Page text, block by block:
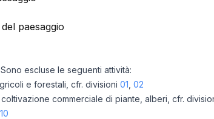
paesaggio
escluse le seguenti attività:
e forestali, cfr. divisioni 01 02
commerciale di piante, alberi, cfr.